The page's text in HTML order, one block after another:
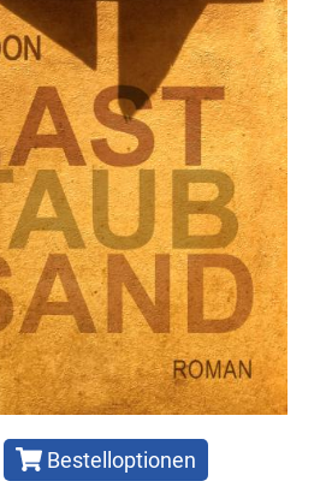
Bestelloptionen